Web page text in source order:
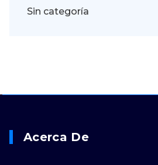
Sin categoría
Acerca De